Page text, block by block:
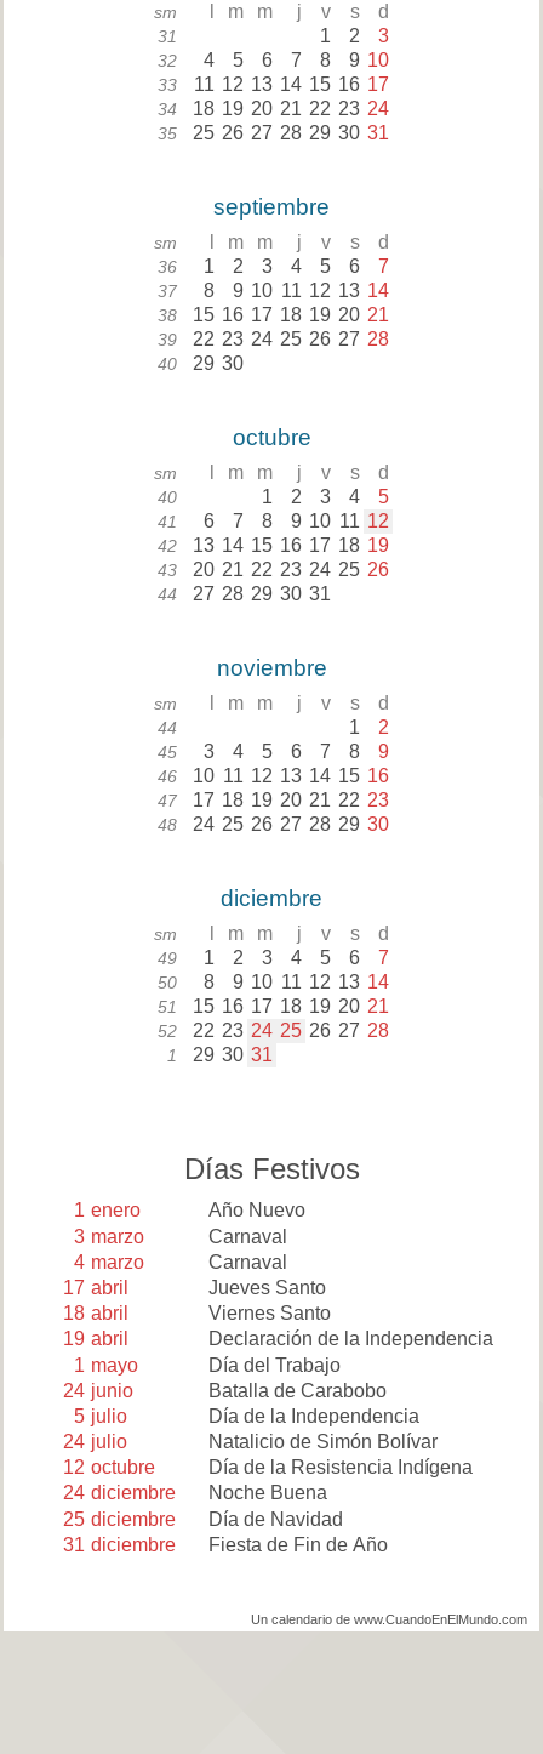
sm m m j v s d
31 1 2 3
32 4 5 6 7 8 9 10
33 11 12 13 14 15 16 17
34 18 19 20 21 22 23 24
35 25 26 27 28 29 30 31
septiembre
sm m m j v s d
36 1 2 3 4 5 6 7
37 8 9 10 11 12 13 14
38 15 16 17 18 19 20 21
39 22 23 24 25 26 27 28
40 29 30
octubre
sm m m j v s d
40 1 2 3 4 5
41 6 7 8 9 10 11 12
42 13 14 15 16 17 18 19
43 20 21 22 23 24 25 26
44 27 28 29 30 31
noviembre
sm m m j v s d
44 1 2
45 3 4 5 6 7 8 9
46 10 11 12 13 14 15 16
47 17 18 19 20 21 22 23
48 24 25 26 27 28 29 30
diciembre
sm m m j v s d
49 1 2 3 4 5 6 7
50 8 9 10 11 12 13 14
51 15 16 17 18 19 20 21
52 22 23 24 25 26 27 28
1 29 30 31
Días Festivos
1 enero
Año Nuevo
3 marzo
Carnaval
4 marzo
Carnaval
17 abril
Jueves Santo
18 abril
Viernes Santo
19 abril
Declaración de la Independencia
1 mayo
Día del Trabajo
24 junio
Batalla de Carabobo
5 julio
Día de la Independencia
24 julio
Natalicio de Simón Bolívar
12 octubre
Día de la Resistencia Indígena
24 diciembre
Noche Buena
25 diciembre
Día de Navidad
31 diciembre Fiesta de Fin de Año
Un calendario de www.CuandoEnElMundo.com